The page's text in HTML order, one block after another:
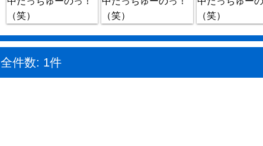
全件数: 1件